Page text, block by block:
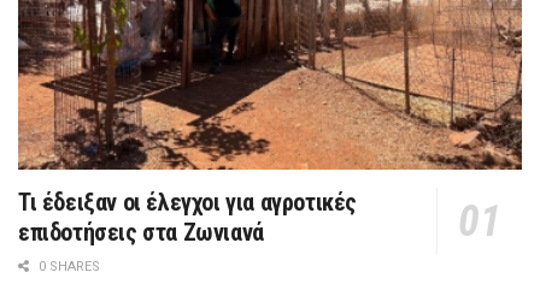
Τι έδειξαν οι έλεγχοι για αγροτικές
επιδοτήσεις στα Ζωνιανά
0 SHARES